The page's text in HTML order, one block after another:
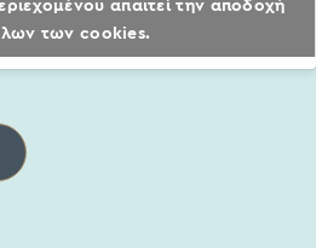
απαιτεί την αποδοχή
των cookies.